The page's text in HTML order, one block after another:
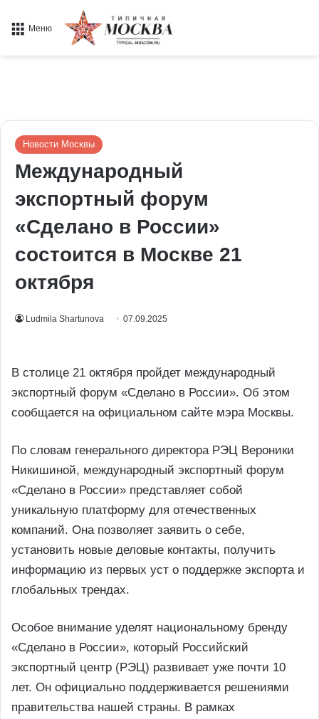
Меню
Новости Москвы
Международный
экспортный форум
«Сделано в России»
состоится в Москве 21
октября
Ludmila Shartunova 07.09.2025
В столице 21 октября пройдет международный
экспортный форум «Сделано в России». Об этом
сообщается на официальном сайте мэра Москвы.
По словам генерального директора РЭЦ Вероники
Никишиной, международный экспортный форум
«Сделано в России» представляет собой
уникальную платформу для отечественных
компаний. Она позволяет заявить о себе,
установить новые деловые контакты, получить
информацию из первых уст о поддержке экспорта и
глобальных трендах.
Особое внимание уделят национальному бренду
«Сделано в России», который Российский
экспортный центр (РЭЦ) развивает уже почти 10
лет. Он официально поддерживается решениями
правительства нашей страны. В рамках